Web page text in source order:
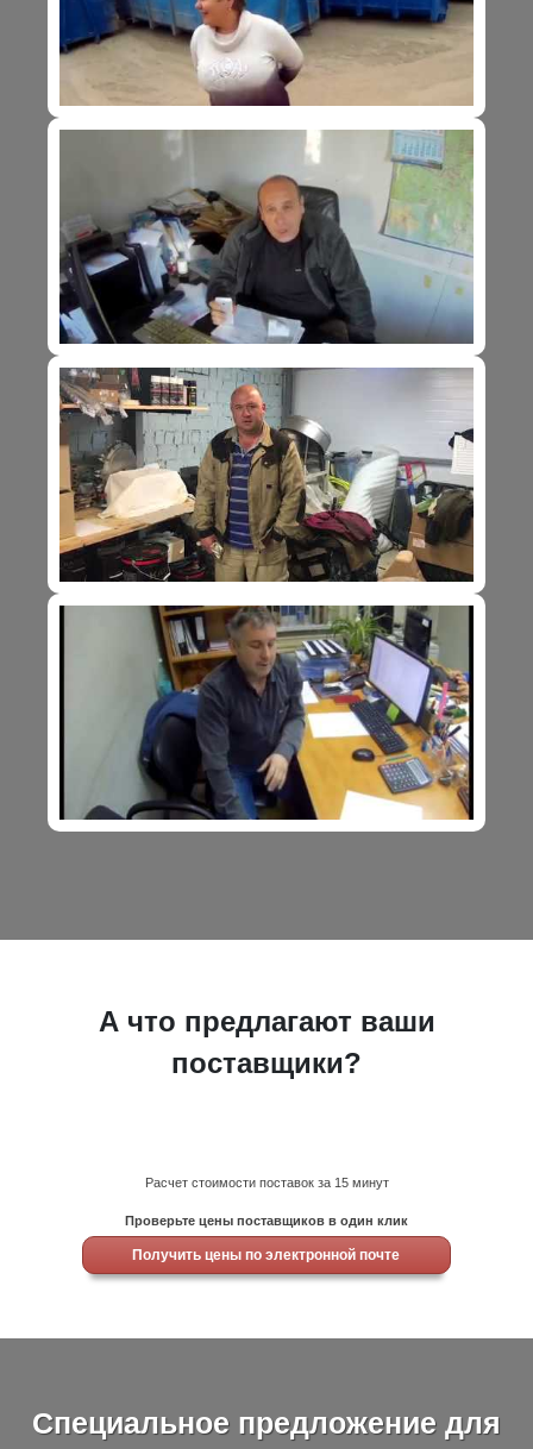
А что предлагают ваши
поставщики?
Расчет стоимости поставок за 15 минут
Проверьте цены поставщиков в один клик
Получить цены по электронной почте
Специальное предложение для